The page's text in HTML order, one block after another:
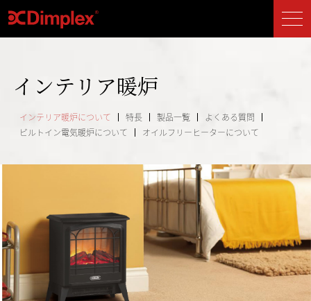
インテリア暖炉
インテリア暖炉について 特長 製品一覧
よくある質問
ビルトイン電気暖炉について
オイルフリーヒーターについて